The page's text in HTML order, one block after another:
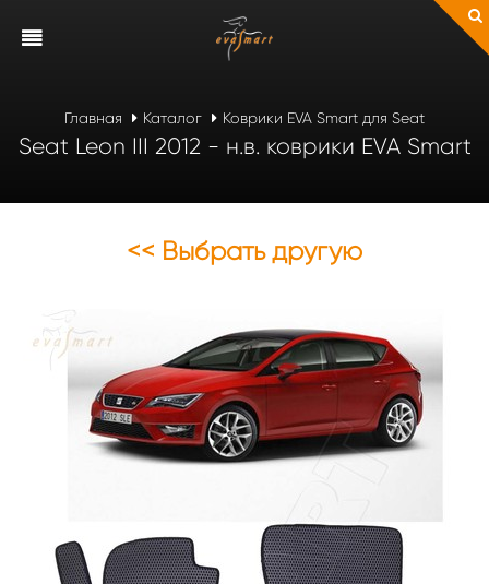
Главная Каталог Коврики EVA Smart для Seat
Seat Leon III 2012 - н.в. коврики EVA Smart
<< Выбрать другую